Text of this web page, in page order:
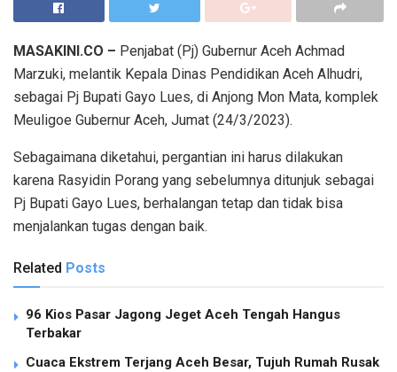
MASAKINI.CO – Penjabat (Pj) Gubernur Aceh Achmad
Marzuki, melantik Kepala Dinas Pendidikan Aceh Alhudri,
sebagai Pj Bupati Gayo Lues, di Anjong Mon Mata, komplek
Meuligoe Gubernur Aceh, Jumat (24/3/2023).
Sebagaimana diketahui, pergantian ini harus dilakukan
karena Rasyidin Porang yang sebelumnya ditunjuk sebagai
Pj Bupati Gayo Lues, berhalangan tetap dan tidak bisa
menjalankan tugas dengan baik.
Related Posts
96 Kios Pasar Jagong Jeget Aceh Tengah Hangus
Terbakar
Cuaca Ekstrem Terjang Aceh Besar, Tujuh Rumah Rusak